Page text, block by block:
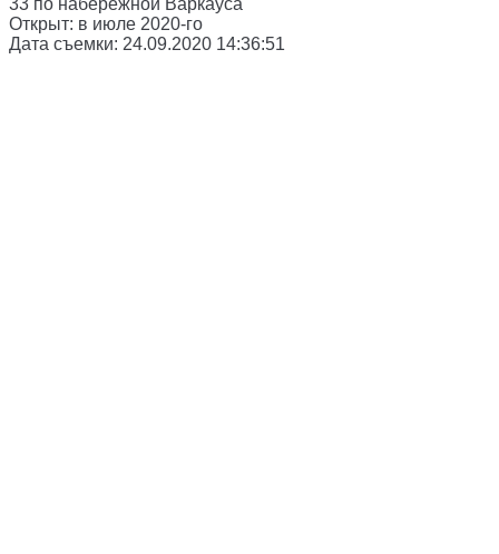
Открыт: в июле 2020-го
Дата съемки: 24.09.2020 14:36:51